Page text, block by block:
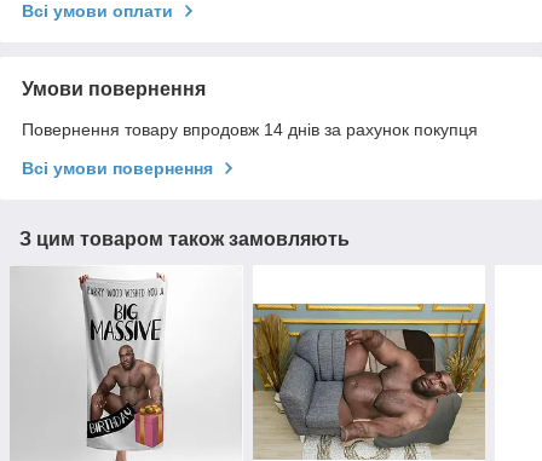
Всі умови оплати
Умови повернення
Повернення товару впродовж 14 днів за рахунок покупця
Всі умови повернення
З цим товаром також замовляють